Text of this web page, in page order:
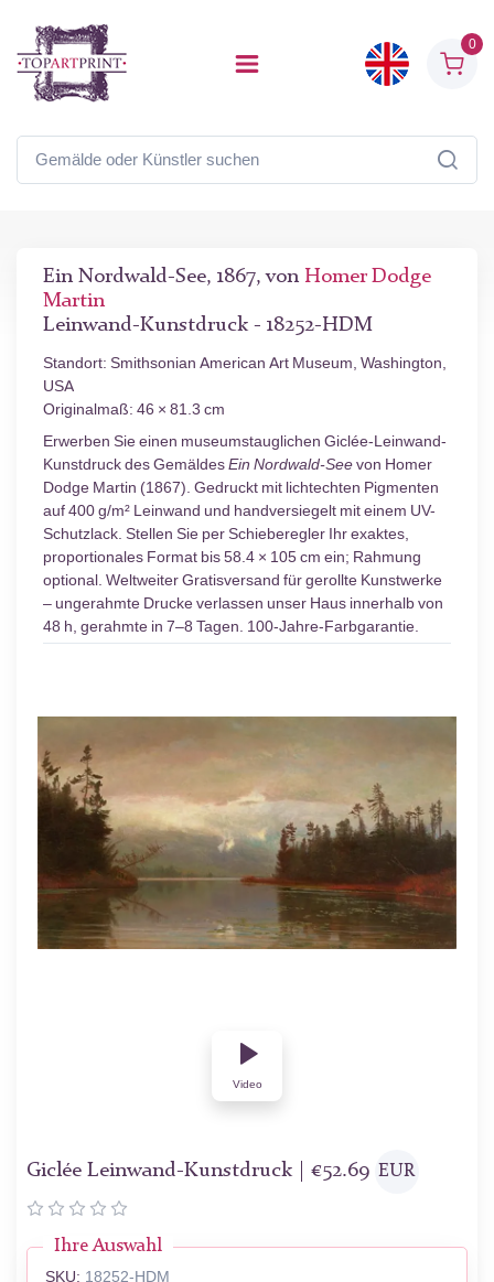
0
Ein Nordwald-See, 1867, von Homer Dodge
Martin
Leinwand-Kunstdruck - 18252-HDM
Standort: Smithsonian American Art Museum, Washington,
USA
Originalmaß: 46 × 81.3 cm
Erwerben Sie einen museumstauglichen Giclée-Leinwand-
Kunstdruck des GemäldesEin Nordwald-Seevon Homer
Dodge Martin (1867). Gedruckt mit lichtechten Pigmenten
auf 400 g/m² Leinwand und handversiegelt mit einem UV-
Schutzlack. Stellen Sie per Schieberegler Ihr exaktes,
proportionales Format bis 58.4 × 105 cm ein; Rahmung
optional. Weltweiter Gratisversand für gerollte Kunstwerke
– ungerahmte Drucke verlassen unser Haus innerhalb von
48 h, gerahmte in 7–8 Tagen. 100-Jahre-Farbgarantie.
Video
Giclée Leinwand-Kunstdruck | €52.69 EUR
Ihre Auswahl
SKU: 18252-HDM